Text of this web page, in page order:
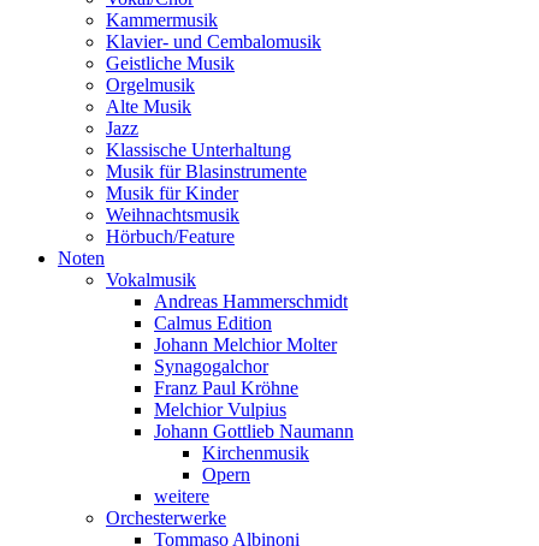
Kammermusik
Klavier- und Cembalomusik
Geistliche Musik
Orgelmusik
Alte Musik
Jazz
Klassische Unterhaltung
Musik für Blasinstrumente
Musik für Kinder
Weihnachtsmusik
Hörbuch/Feature
Noten
Vokalmusik
Andreas Hammerschmidt
Calmus Edition
Johann Melchior Molter
Synagogalchor
Franz Paul Kröhne
Melchior Vulpius
Johann Gottlieb Naumann
Kirchenmusik
Opern
weitere
Orchesterwerke
Tommaso Albinoni